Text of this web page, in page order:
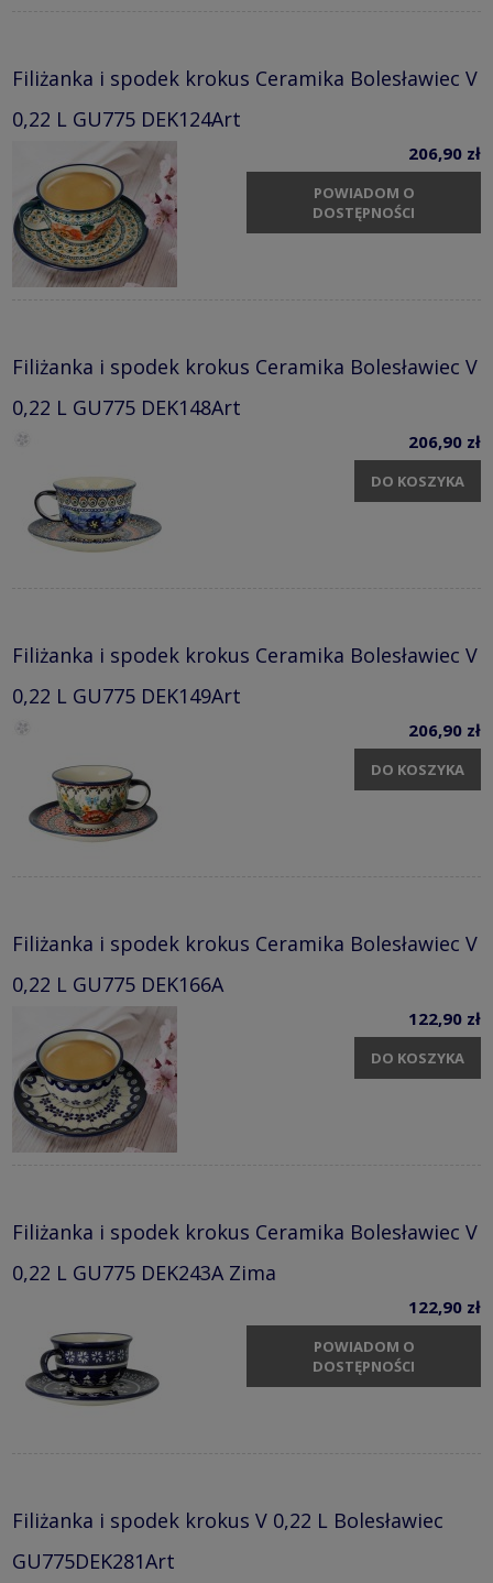
Filiżanka i spodek krokus Ceramika Bolesławiec V
0,22 L GU775 DEK124Art
206,90 zł
POWIADOM O
DOSTĘPNOŚCI
Filiżanka i spodek krokus Ceramika Bolesławiec V
0,22 L GU775 DEK148Art
206,90 zł
DO KOSZYKA
Filiżanka i spodek krokus Ceramika Bolesławiec V
0,22 L GU775 DEK149Art
206,90 zł
DO KOSZYKA
Filiżanka i spodek krokus Ceramika Bolesławiec V
0,22 L GU775 DEK166A
122,90 zł
DO KOSZYKA
Filiżanka i spodek krokus Ceramika Bolesławiec V
0,22 L GU775 DEK243A Zima
122,90 zł
POWIADOM O
DOSTĘPNOŚCI
Filiżanka i spodek krokus V 0,22 L Bolesławiec
GU775DEK281Art